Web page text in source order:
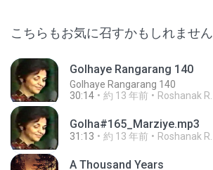
こちらもお気に召すかもしれません
Golhaye Rangarang 140
Golhaye Rangarang 140
30:14
約 13 年前 Roshanak R.
Golha#165_Marziye.mp3
31:13 約 13 年前 Roshanak R.
A Thousand Years